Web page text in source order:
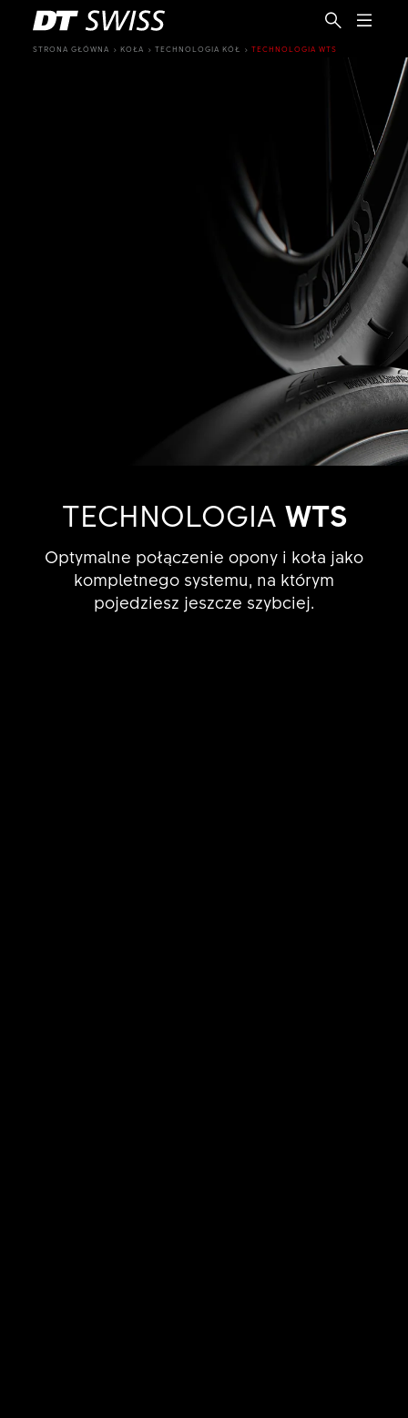
STRONA GŁÓWNA KOŁA TECHNOLOGIA KÓŁ TECHNOLOGIA WTS
TECHNOLOGIA WTS
Optymalne połączenie opony i koła jako
kompletnego systemu, na którym
pojedziesz jeszcze szybciej.